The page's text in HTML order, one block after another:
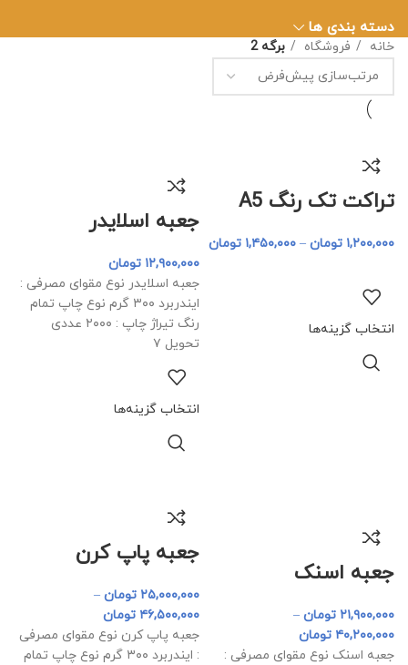
دسته بندی ها
خانه فروشگاه برگه 2
تراکت تک رنگ A5
۱,۲۰۰,۰۰۰ تومان – ۱,۴۵۰,۰۰۰ تومان
انتخاب گزینه‌ها
جعبه اسلایدر
۱۲,۹۰۰,۰۰۰ تومان
جعبه اسلایدر نوع مقوای مصرفی :
ایندربرد ۳۰۰ گرم نوع چاپ تمام
رنگ تیراژ چاپ : ۲۰۰۰ عددی
تحویل ۷
انتخاب گزینه‌ها
جعبه اسنک
۲۱,۹۰۰,۰۰۰ تومان –
۴۰,۲۰۰,۰۰۰ تومان
جعبه اسنک نوع مقوای مصرفی :
جعبه پاپ کرن
۲۵,۰۰۰,۰۰۰ تومان –
۴۶,۵۰۰,۰۰۰ تومان
جعبه پاپ کرن نوع مقوای مصرفی
: ایندربرد ۳۰۰ گرم نوع چاپ تمام